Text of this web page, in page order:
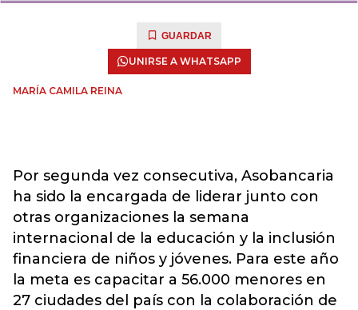
GUARDAR
UNIRSE A WHATSAPP
MARÍA CAMILA REINA
Por segunda vez consecutiva, Asobancaria
ha sido la encargada de liderar junto con
otras organizaciones la semana
internacional de la educación y la inclusión
financiera de niños y jóvenes. Para este año
la meta es capacitar a 56.000 menores en
27 ciudades del país con la colaboración de